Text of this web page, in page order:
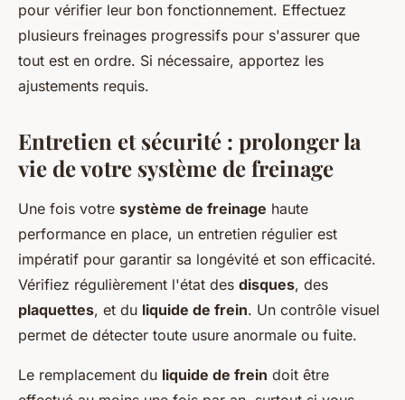
pour vérifier leur bon fonctionnement. Effectuez
plusieurs freinages progressifs pour s'assurer que
tout est en ordre. Si nécessaire, apportez les
ajustements requis.
Entretien et sécurité : prolonger la
vie de votre système de freinage
Une fois votre système de freinage haute
performance en place, un entretien régulier est
impératif pour garantir sa longévité et son efficacité.
Vérifiez régulièrement l'état des disques, des
plaquettes, et du liquide de frein. Un contrôle visuel
permet de détecter toute usure anormale ou fuite.
Le remplacement du liquide de frein doit être